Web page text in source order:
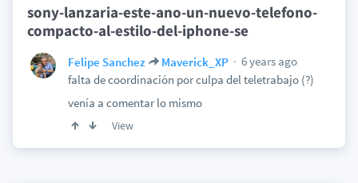
sony-lanzaria-este-ano-un-nuevo-telefono-
compacto-al-estilo-del-iphone-se
Felipe Sanchez Maverick_XP
6 years ago
falta de coordinación por culpa del teletrabajo (?)
venía a comentar lo mismo
View